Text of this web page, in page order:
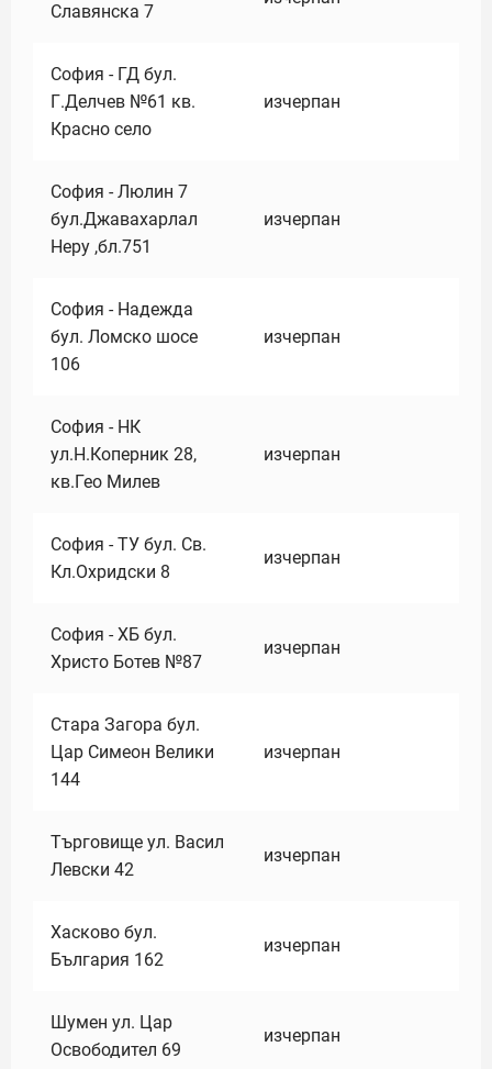
Славянска 7
София - ГД бул.
Г.Делчев №61 кв.
Красно село
изчерпан
София - Люлин 7
бул.Джавахарлал
Неру ,бл.751
изчерпан
София - Надежда
бул. Ломско шосе
106
изчерпан
София - НК
ул.Н.Коперник 28,
кв.Гео Милев
изчерпан
София - ТУ бул. Св.
Кл.Охридски 8
изчерпан
София - ХБ бул.
Христо Ботев №87
изчерпан
Стара Загора бул.
Цар Симеон Велики
144
изчерпан
Търговище ул. Васил
Левски 42
изчерпан
Хасково бул.
България 162
изчерпан
Шумен ул. Цар
Освободител 69
изчерпан